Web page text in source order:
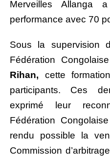
Merveilles Allanga
performance avec 70
Sous la supervision
Fédération
Rihan, cette
participants. Ces
exprimé leur
Fédération
rendu possible la
Commission